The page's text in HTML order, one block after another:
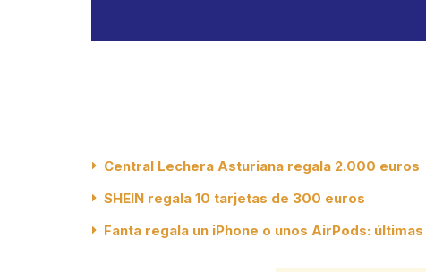
Central Lechera Asturiana regala 2.000 euros
SHEIN regala 10 tarjetas de 300 euros
Fanta regala un iPhone o unos AirPods: